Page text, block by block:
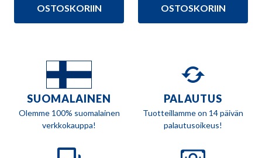
090,00 €.
979,00 €.
OSTOSKORIIN
545,00 €.
495,00 €.
OSTOSKORIIN
SUOMALAINEN
Olemme 100% suomalainen
verkkokauppa!
PALAUTUS
Tuotteillamme on 14 päivän
palautusoikeus!